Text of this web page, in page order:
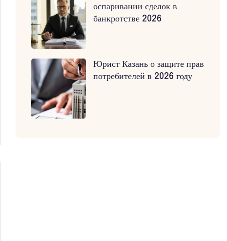
оспаривании сделок в
банкротстве 2026
Юрист Казань о защите прав
потребителей в 2026 году